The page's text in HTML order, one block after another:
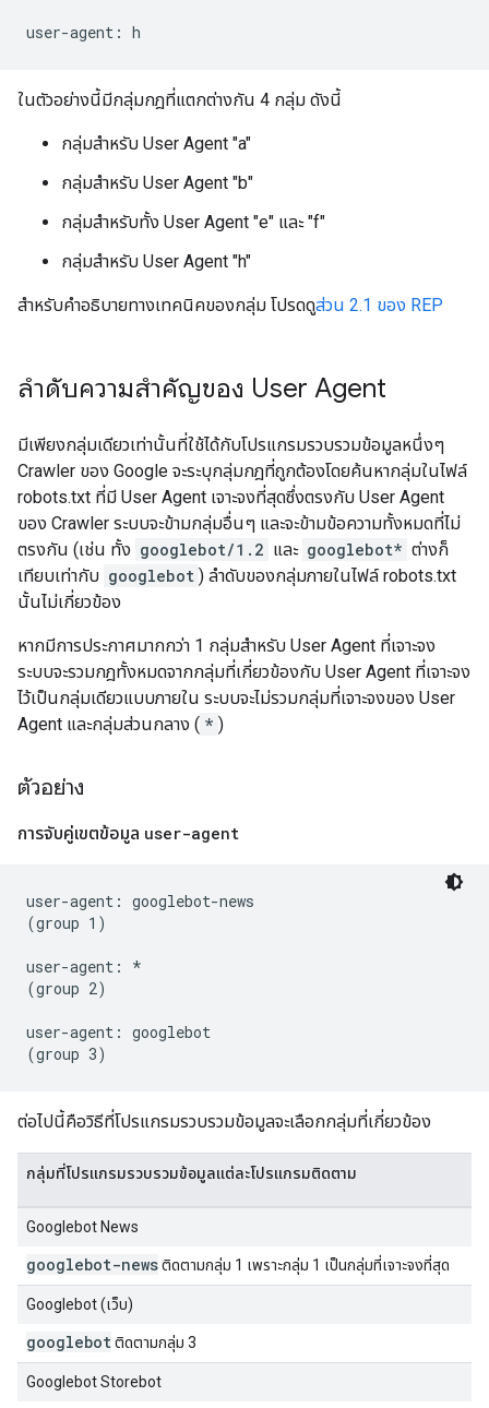
ในตัวอย่างนี้มีกลุ่มกฎที่แตกต่างกัน 4 กลุ่ม ดังนี้
กลุ่มสําหรับ User Agent "a"
กลุ่มสำหรับ User Agent "b"
กลุ่มสําหรับทั้ง User Agent "e" และ "f"
กลุ่มสําหรับ User Agent "h"
สำหรับคำอธิบายทางเทคนิคของกลุ่ม โปรดดูส่วน 2.1 ของ REP
ลำดับความสำคัญของ User Agent
มีเพียงกลุ่มเดียวเท่านั้นที่ใช้ได้กับโปรแกรมรวบรวมข้อมูลหนึ่งๆ
Crawler ของ Google จะระบุกลุ่มกฎที่ถูกต้องโดยค้นหากลุ่มในไฟล์
robots.txt ที่มี User Agent เจาะจงที่สุดซึ่งตรงกับ User Agent
ของ Crawler ระบบจะข้ามกลุ่มอื่นๆ และจะข้ามข้อความทั้งหมดที่ไม่
ตรงกัน (เช่น ทั้ง googlebot/1.2 และ googlebot* ต่างก็
เทียบเท่ากับ googlebot ) ลำดับของกลุ่มภายในไฟล์ robots.txt
นั้นไม่เกี่ยวข้อง
หากมีการประกาศมากกว่า 1 กลุ่มสําหรับ User Agent ที่เจาะจง
ระบบจะรวมกฎทั้งหมดจากกลุ่มที่เกี่ยวข้องกับ User Agent ที่เจาะจง
ไว้เป็นกลุ่มเดียวแบบภายใน ระบบจะไม่รวมกลุ่มที่เจาะจงของ User
Agent และกลุ่มส่วนกลาง ( * )
ตัวอย่าง
การจับคู่เขตข้อมูล user-agent
user-agent: googlebot-news
(group 1)
user-agent: *
(group 2)
user-agent: googlebot
ต่อไปนี้คือวิธีที่โปรแกรมรวบรวมข้อมูลจะเลือกกลุ่มที่เกี่ยวข้อง
กลุ่มที่โปรแกรมรวบรวมข้อมูลแต่ละโปรแกรมติดตาม
Googlebot News
googlebot-newsติดตามกลุ่ม 1 เพราะกลุ่ม 1 เป็นกลุ่มที่เจาะจงที่สุด
Googlebot (เว็บ)
googlebotติดตามกลุ่ม 3
Googlebot Storebot